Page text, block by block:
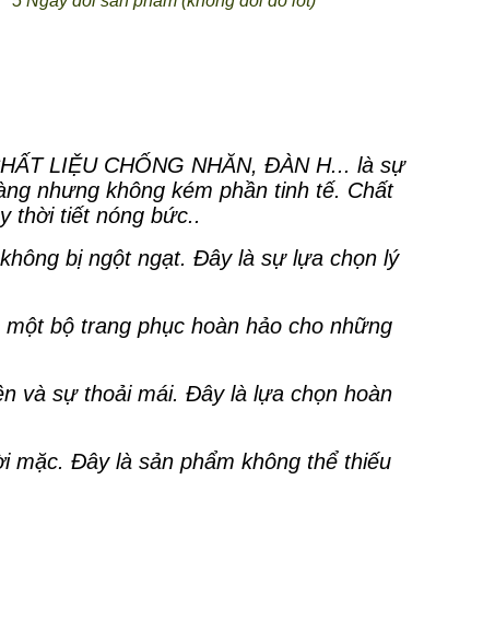
LIỆU CHỐNG NHĂN, ĐÀN H... là sự
nhưng không kém phần tinh tế. Chất
thời tiết nóng bức..
bị ngột ngạt. Đây là sự lựa chọn lý
bộ trang phục hoàn hảo cho những
và sự thoải mái. Đây là lựa chọn hoàn
mặc. Đây là sản phẩm không thể thiếu